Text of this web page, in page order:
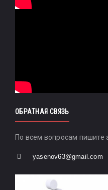
ОБРАТНАЯ СВЯЗЬ
По всем вопросам пишите
yasenov63@gmail.com